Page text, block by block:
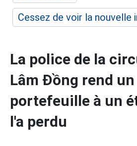
Cessez de voir la nouvelle
La police de la
Lâm Đồng rend un
portefeuille à un
l'a perdu